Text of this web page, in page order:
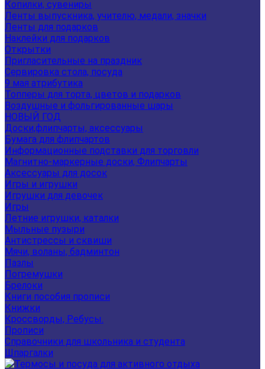
Копилки, сувениры
Ленты выпускника, учителю, медали, значки
Ленты для подарков
Наклейки для подарков
Открытки
Пригласительные на праздник
Сервировка стола, посуда
9 мая атрибутика
Топперы для торта, цветов и подарков
Воздушные и фольгированные шары
НОВЫЙ ГОД
Доски,флипчарты, аксессуары
Бумага для флипчартов
Информационные подставки для торговли
Магнитно-маркерные доски, Флипчарты
Аксессуары для досок
Игры и игрушки
Игрушки для девочек
Игры
Летние игрушки, каталки
Мыльные пузыри
Антистрессы и сквиши
Мячи, воланы, бадминтон
Пазлы
Погремушки
Брелоки
Книги пособия прописи
Книжки
Кроссворды, Ребусы.
Прописи
Справочники для школьника и студента
Шпаргалки